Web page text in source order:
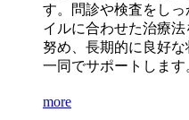
す。問診や検査をし
イルに合わせた治療
努め、長期的に良好
一同でサポートします
more